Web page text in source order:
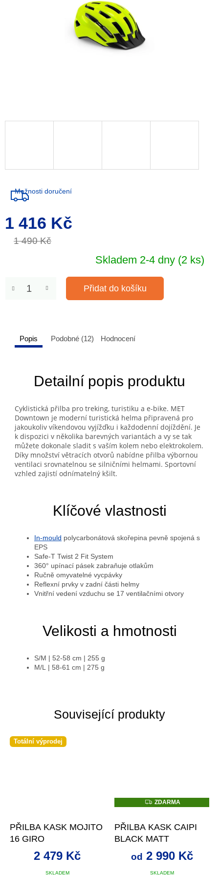
1 490 Kč
1 416 Kč
Měrná
cena:
Skladem 2-4 dny (2 ks)
Možnosti doručení
Přidat do košíku
Související produkty
Totální výprodej
PŘILBA KASK MOJITO
16 GIRO
SKLADEM
2 479 Kč
Z
D
M
A
ZDARMA
PŘILBA KASK CAIPI
BLACK MATT
SKLADEM
od 2 990 Kč
Popis Podobné (12) Hodnocení
Detailní popis produktu
Cyklistická přilba pro treking, turistiku a e-bike. MET
Downtown je moderní turistická helma připravená pro
jakoukoliv víkendovou vyjížďku i každodenní dojíždění. Je
k dispozici v několika barevných variantách a vy se tak
můžete dokonale sladit s vaším kolem nebo elektrokolem.
Díky množství větracích otvorů nabídne přilba výbornou
ventilaci srovnatelnou se silničními helmami. Sportovní
vzhled zajistí odnímatelný kšilt.
Klíčové vlastnosti
In-mould polycarbonátová skořepina pevně spojená s
EPS
Safe-T Twist 2 Fit System
360° upínací pásek zabraňuje otlakům
Ručně omyvatelné vycpávky
Reflexní prvky v zadní části helmy
Vnitřní vedení vzduchu se 17 ventilačními otvory
Velikosti a hmotnosti
S/M | 52-58 cm | 255 g
M/L | 58-61 cm | 275 g